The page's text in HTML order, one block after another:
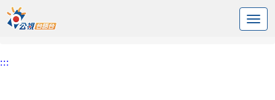
中央內容區塊
頭頁
:::